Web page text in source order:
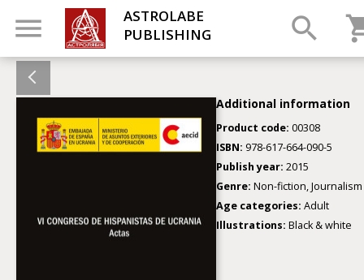
ASTROLABE
PUBLISHING
Additional information
Product code: 00308
ISBN: 978-617-664-090-5
Publish year: 2015
Genre: Non-fiction, Journalism
Age categories: Adult
Illustrations: Black & white